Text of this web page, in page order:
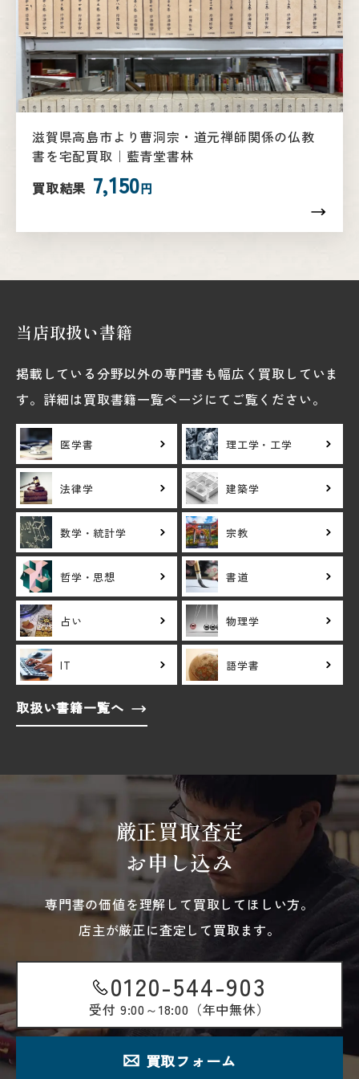
滋賀県高島市より曹洞宗・道元禅師関係の仏教
書を宅配買取｜藍青堂書林
買取結果 7,150円
当店取扱い書籍
掲載している分野以外の専門書も幅広く買取していま
す。詳細は買取書籍一覧ページにてご覧ください。
医学書 理工学・工学
法律学 建築学
数学・統計学 宗教
哲学・思想 書道
占い 物理学
IT 語学書
取扱い書籍一覧へ
厳正買取査定
お申し込み
専門書の価値を理解して買取してほしい方。
店主が厳正に査定して買取ます。
0120-544-903
受付 9:00～18:00（年中無休）
買取フォーム